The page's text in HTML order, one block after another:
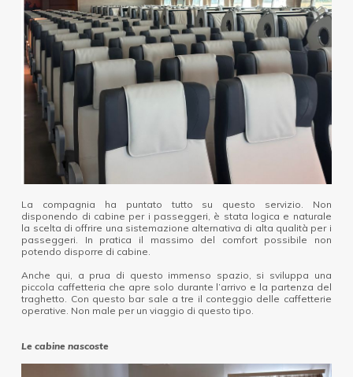
La compagnia ha puntato tutto su questo servizio. Non
disponendo di cabine per i passeggeri, è stata logica e naturale
la scelta di offrire una sistemazione alternativa di alta qualità per i
passeggeri. In pratica il massimo del comfort possibile non
potendo disporre di cabine.
Anche qui, a prua di questo immenso spazio, si sviluppa una
piccola caffetteria che apre solo durante l’arrivo e la partenza del
traghetto. Con questo bar sale a tre il conteggio delle caffetterie
operative. Non male per un viaggio di questo tipo.
Le cabine nascoste